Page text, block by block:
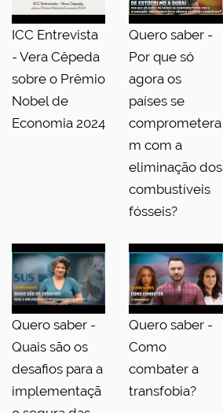
ICC Entrevista
- Vera Cêpeda
sobre o Prêmio
Nobel de
Economia 2024
Quero saber -
Por que só
agora os
países se
comprometera
m com a
eliminação dos
combustíveis
fósseis?
Quero saber -
Quais são os
desafios para a
implementaçã
Quero saber -
Como
combater a
transfobia?